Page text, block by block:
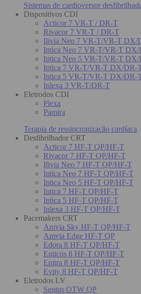
Sistemas de cardioversor
Dispositivos CDI
Acticor 7 VR-T / DR-T
Rivacor 7 VR-T / DR-T
Ilivia Neo 7 VR-T/VR-T DX/
Intica Neo 7 VR-T/VR-T
Intica Neo 5 VR-T/VR-T
Intica 7 VR-T/VR-T DX/DR-
Intica 5 VR-T/VR-T DX/DR-
Inlexa 3 VR-T/DR-T
Eletrodos CDI
Plexa
Pamira
Terapia de ressincronização cardíaca
Desfibrilhador CRT
Acticor 7 HF-T QP/HF-T
Rivacor 7 HF-T QP/HF-T
Ilivia Neo 7 HF-T QP/HF-T
Intica Neo 7 HF-T QP/HF-T
Intica Neo 5 HF-T QP/HF-T
Intica 7 HF-T QP/HF-T
Intica 5 HF-T QP/HF-T
Inlexa 3 HF-T QP/HF-T
Pacemakers CRT
Amvia Sky HF-T QP/HF-T
Amvia Edge HF-T QP
Edora 8 HF-T QP/HF-T
Enticos 8 HF-T QP/HF-T
Enitra 8 HF-T QP/HF-T
Evity 8 HF-T QP/HF-T
Eletrodos LV
Sentus OTW QP